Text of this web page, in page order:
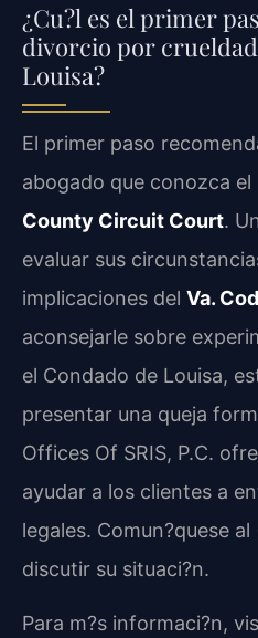
¿Cu?l es el primer
divorcio por
Louisa?
El primer paso
abogado que conozca el
County Circuit Court.
evaluar sus
implicaciones del Va.
aconsejarle sobre
el Condado de Louisa,
presentar una queja
Offices Of SRIS, P.C.
ayudar a los clientes a
legales. Comun?quese
discutir su situaci?n.
Para m?s informaci?n,